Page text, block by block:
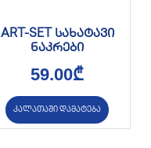
ART-SET სახატავი
ნაკრები
59.00₾
კალათაში დამატება